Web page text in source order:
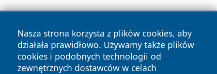
Nasza strona korzysta z plików cookies, aby
działała prawidłowo. Używamy także plików
cookies i podobnych technologii od
zewnętrznych dostawców w celach
Copyright © 2026 elblagonline.pl Wszystkie prawa